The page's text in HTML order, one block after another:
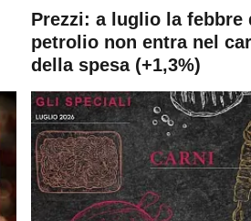
Prezzi: a luglio la febbre
petrolio non entra nel
della spesa (+1,3%)